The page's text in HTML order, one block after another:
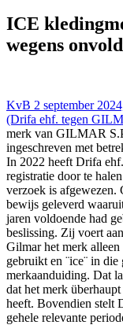
(Drifa ehf. tegen
delex.cshark.nl/
wegens-onvoldoende-
ICE
wegens
KvB 2 september
(Drifa ehf. tegen
merk van GILMAR
ingeschreven met
In 2022 heeft Drifa
registratie door te
verzoek is afgewezen.
bewijs geleverd
jaren voldoende had
beslissing. Zij voert
Gilmar het merk
gebruikt en ¨ice¨ in
merkaanduiding. Dat
dat het merk
heeft. Bovendien stelt
gehele relevante